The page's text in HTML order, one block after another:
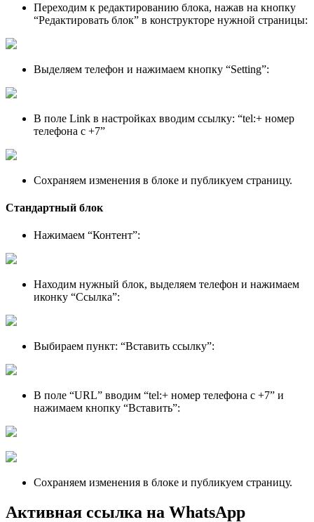
Переходим к редактированию блока, нажав на кнопку
“Редактировать блок” в конструкторе нужной страницы:
Выделяем телефон и нажимаем кнопку “Setting”:
В поле Link в настройках вводим ссылку: “tel:+ номер
телефона с +7”
Сохраняем изменения в блоке и публикуем страницу.
Стандартный блок
Нажимаем “Контент”:
Находим нужный блок, выделяем телефон и нажимаем
иконку “Ссылка”:
Выбираем пункт: “Вставить ссылку”:
В поле “URL” вводим “tel:+ номер телефона с +7” и
нажимаем кнопку “Вставить”:
Сохраняем изменения в блоке и публикуем страницу.
Активная ссылка на WhatsApp